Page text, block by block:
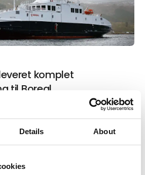
Details About
komplet
til Boreal
Northcom leveret en komplet
52 skibe, som færdes
og i krævende farvand. Den